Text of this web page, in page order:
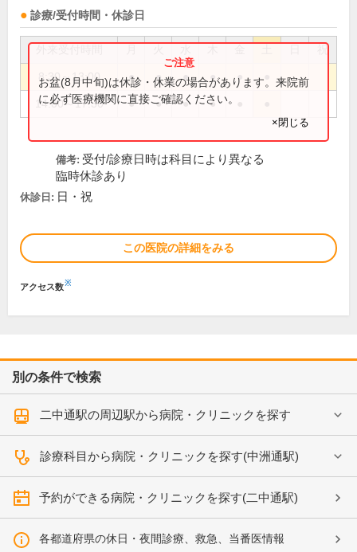
診療/受付時間・休診日
祝
8:30～13:00 ● ● ● ● ●
14:00～17:30 ● ● ● ●
お盆(8月中旬)は休診・休業の場合があります。来院前
に必ず医療機関に直接ご確認ください。
×閉じる
備考: 受付/診療日時は科目により異なる
臨時休診あり
休診日: 日・祝
この医院の詳細をみる
アクセス数※
別の条件で検索
二中通駅の周辺駅から病院・クリニックを探す
診療科目から病院・クリニックを探す(中洲通駅)
予約ができる病院・クリニックを探す(二中通駅)
各都道府県の休日・夜間診療、救急、当番医情報